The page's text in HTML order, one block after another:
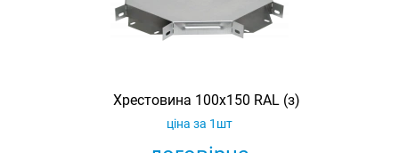
Хрестовина 100х150 RAL (з)
ціна за 1шт